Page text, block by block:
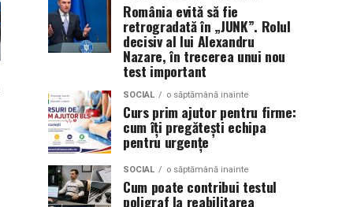
România evită să fie
retrogradată în „JUNK”. Rolul
decisiv al lui Alexandru
Nazare, în trecerea unui nou
test important
SOCIAL o săptămână inainte
Curs prim ajutor pentru firme:
cum îți pregătești echipa
pentru urgențe
SOCIAL o săptămână inainte
Cum poate contribui testul
poligraf la reabilitarea